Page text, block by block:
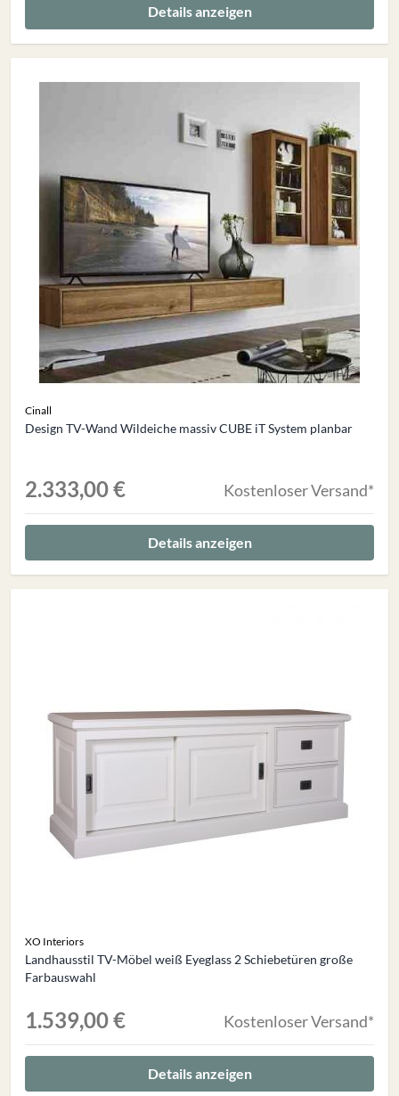
Details anzeigen
Cinall
Design TV-Wand Wildeiche massiv CUBE iT System planbar
2.333,00 € Kostenloser Versand*
Details anzeigen
XO Interiors
Landhausstil TV-Möbel weiß Eyeglass 2 Schiebetüren große
Farbauswahl
1.539,00 € Kostenloser Versand*
Details anzeigen